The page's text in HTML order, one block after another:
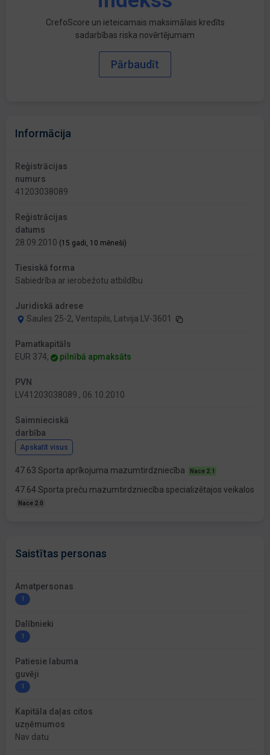
CrefoScore un ieteicamais maksimālais kredīts
sadarbības riska novērtējumam
Pārbaudīt
Informācija
Reģistrācijas
numurs
41203038089
Reģistrācijas
datums
28.09.2010 (15 gadi, 10 mēneši)
Tiesiskā forma
Sabiedrība ar ierobežotu atbildību
Juridiskā adrese
Saules 25-2, Ventspils, Latvija LV-3601
Pamatkapitāls
EUR 374,
pilnībā apmaksāts
PVN
LV41203038089 , 06.10.2010
Saimnieciskā
darbība
Apskatīt visus
47.63 Sporta aprīkojuma mazumtirdzniecība Nace 2.1
47.64 Sporta preču mazumtirdzniecība specializētajos veikalos
Nace 2.0
Saistītas personas
Amatpersonas
1
Dalībnieki
1
Patiesie labuma
guvēji
1
Kapitāla daļas citos
uzņēmumos
Nav datu